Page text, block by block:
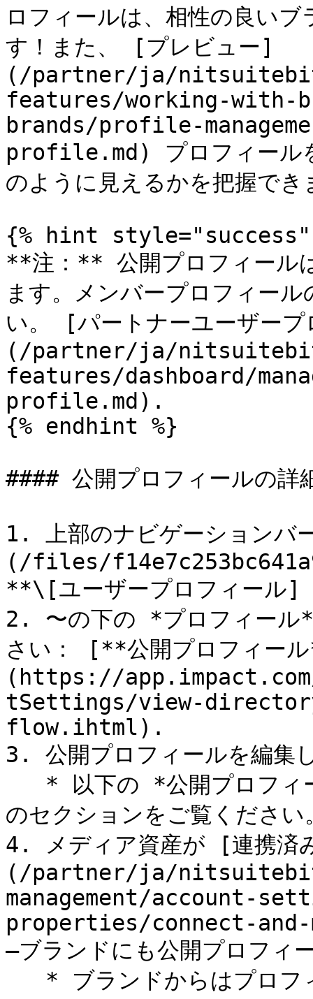
ロフィールは、相性の良い
す！また、 [プレビュー]
(/partner/ja/
features/working-with-
brands/profile-
profile.md) プロフィール
のように見えるかを把握でき
{% hint style="success"
**注：** 公開プロフィール
ます。メンバープロフィー
い。 [パートナーユーザー
(/partner/ja/
features/dashboard/
profile.md).
{% endhint %}
#### 公開プロフィールの詳
1. 上部のナビゲーション
(/files/
**\[ユーザープロフィー
2. 〜の下の *プロフィール*
さい： [**公開プロフィー
(https://
tSettings/view-
flow.ihtml).
3. 公開プロフィールを編
のセクションをご覧ください
4. メディア資産が [連携済
(/partner/ja/
management/account-
properties/connect-and-
—ブランドにも公開プロフィ